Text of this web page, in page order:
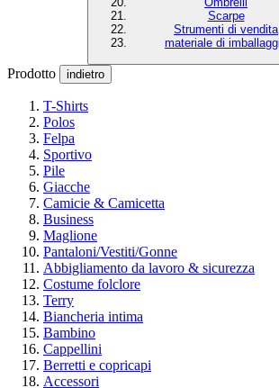
Scarpe
Strumenti di vendita
materiale di
Prodotto indietro
T-Shirts
Polos
Felpa
Sportivo
Pile
Giacche
Camicie & Camicetta
Business
Maglione
Pantaloni/Vestiti/Gonne
Abbigliamento da lavoro & sicurezza
Costume folclore
Terry
Biancheria intima
Bambino
Cappellini
Berretti e copricapi
Accessori